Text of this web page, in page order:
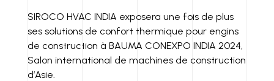
SIROCO HVAC INDIA exposera une fois de plus
ses solutions de confort thermique pour engins
de construction à BAUMA CONEXPO INDIA 2024,
Salon international de machines de construction
d’Asie.